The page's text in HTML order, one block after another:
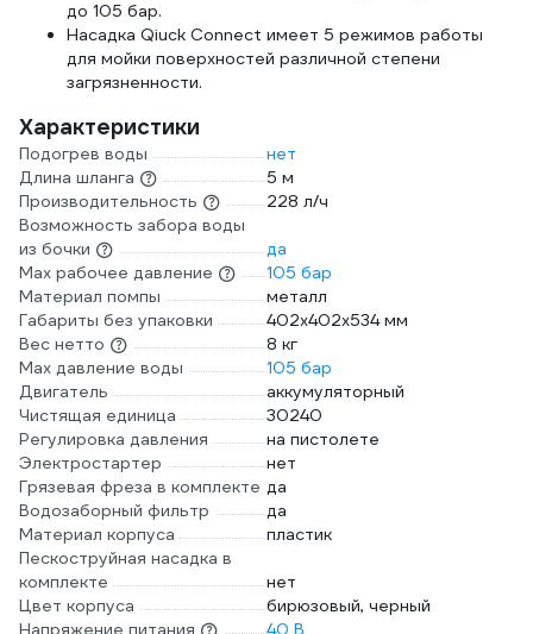
до 105 бар.
Насадка Qiuck Connect имеет 5 режимов работы
для мойки поверхностей различной степени
загрязненности.
Характеристики
Подогрев воды
нет
Длина шланга
5 м
Производительность
228 л/ч
Возможность забора воды
из бочки
да
Мах рабочее давление
105 бар
Материал помпы
металл
Габариты без упаковки
402х402х534 мм
Вес нетто
8 кг
Max давление воды
105 бар
Двигатель
аккумуляторный
Чистящая единица
30240
Регулировка давления
на пистолете
Электростартер
нет
Грязевая фреза в комплекте да
Водозаборный фильтр
да
Материал корпуса
пластик
Пескоструйная насадка в
комплекте
нет
Цвет корпуса
бирюзовый, черный
Напряжение питания
40 В